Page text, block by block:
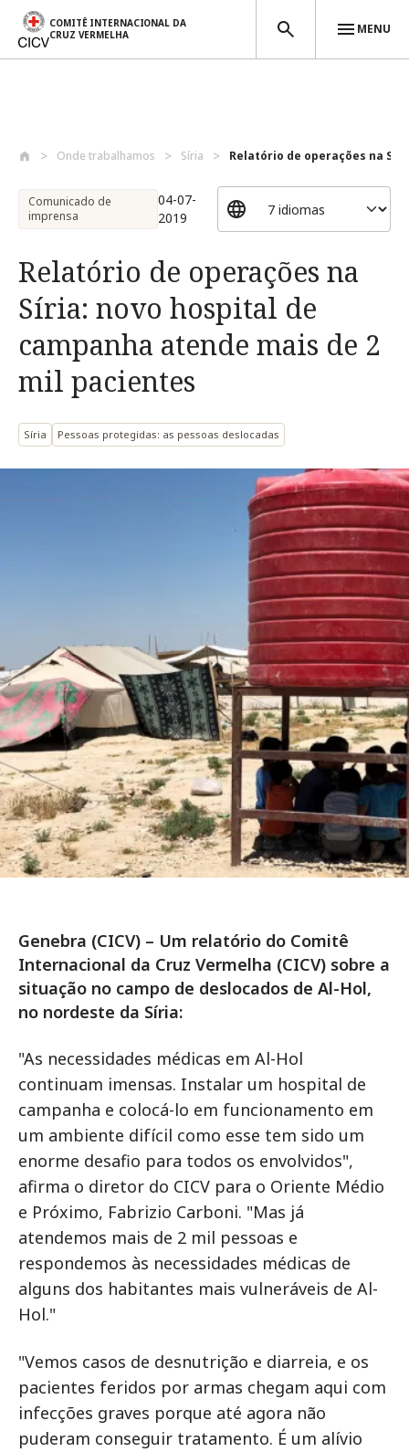
COMITÊ INTERNACIONAL DA
CRUZ VERMELHA
MENU
Onde trabalhamos Síria Relatório de operações na
Comunicado de
imprensa
04-07-
2019
Relatório de operações na
Síria: novo hospital de
campanha atende mais de 2
mil pacientes
Síria Pessoas protegidas: as pessoas deslocadas
Genebra (CICV) – Um relatório do Comitê
Internacional da Cruz Vermelha (CICV) sobre a
situação no campo de deslocados de Al-Hol,
no nordeste da Síria:
"As necessidades médicas em Al-Hol
continuam imensas. Instalar um hospital de
campanha e colocá-lo em funcionamento em
um ambiente difícil como esse tem sido um
enorme desafio para todos os envolvidos",
afirma o diretor do CICV para o Oriente Médio
e Próximo, Fabrizio Carboni. "Mas já
atendemos mais de 2 mil pessoas e
respondemos às necessidades médicas de
alguns dos habitantes mais vulneráveis de Al-
Hol."
"Vemos casos de desnutrição e diarreia, e os
pacientes feridos por armas chegam aqui com
infecções graves porque até agora não
puderam conseguir tratamento. É um alívio